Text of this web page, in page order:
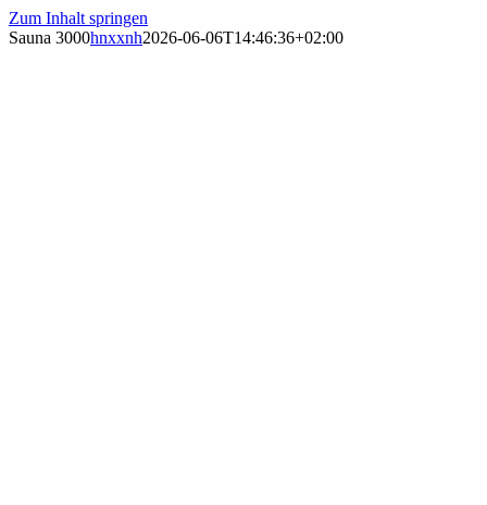
Zum Inhalt springen
Sauna 3000hnxxnh2026-06-06T14:46:36+02:00